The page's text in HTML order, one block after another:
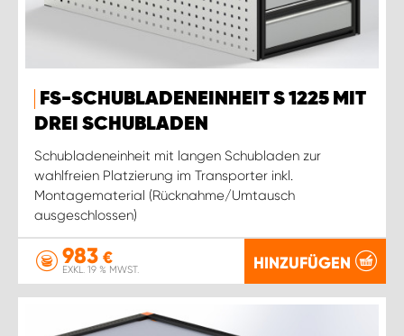
FS-SCHUBLADENEINHEIT S 1225 MIT
DREI SCHUBLADEN
Schubladeneinheit mit langen Schubladen zur
wahlfreien Platzierung im Transporter inkl.
Montagematerial (Rücknahme/Umtausch
ausgeschlossen)
983 €
EXKL. 19 % MWST. HINZUFÜGEN